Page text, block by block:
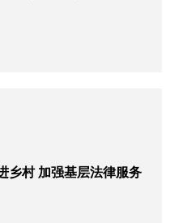
乡村 加强基层法律服务